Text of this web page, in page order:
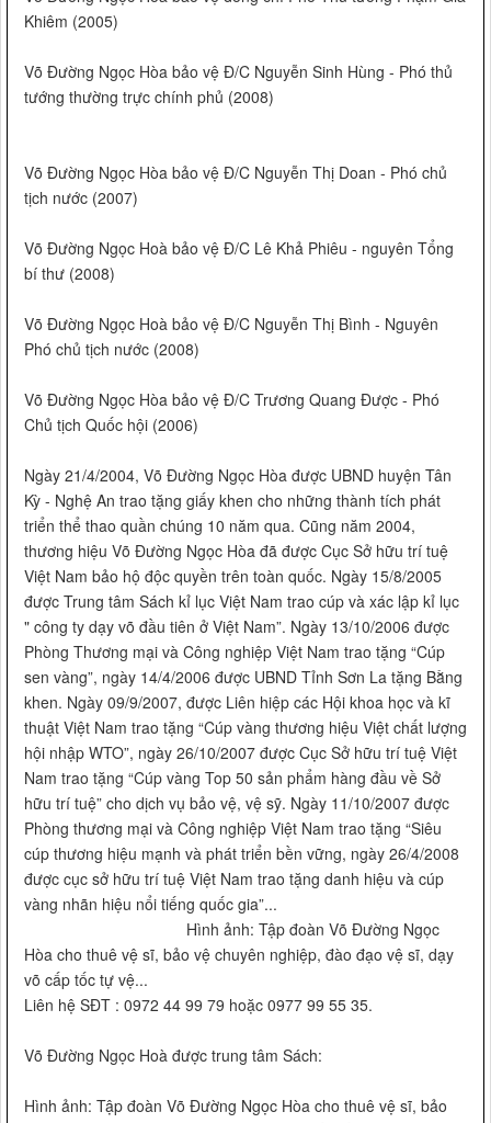
Khiêm (2005)
Võ Đường Ngọc Hòa bảo vệ Đ/C Nguyễn Sinh Hùng - Phó thủ
tướng thường trực chính phủ (2008)
Võ Đường Ngọc Hòa bảo vệ Đ/C Nguyễn Thị Doan - Phó chủ
tịch nước (2007)
Võ Đường Ngọc Hoà bảo vệ Đ/C Lê Khả Phiêu - nguyên Tổng
bí thư (2008)
Võ Đường Ngọc Hoà bảo vệ Đ/C Nguyễn Thị Bình - Nguyên
Phó chủ tịch nước (2008)
Võ Đường Ngọc Hòa bảo vệ Đ/C Trương Quang Được - Phó
Chủ tịch Quốc hội (2006)
Ngày 21/4/2004, Võ Đường Ngọc Hòa được UBND huyện Tân
Kỳ - Nghệ An trao tặng giấy khen cho những thành tích phát
triển thể thao quần chúng 10 năm qua. Cũng năm 2004,
thương hiệu Võ Đường Ngọc Hòa đã được Cục Sở hữu trí tuệ
Việt Nam bảo hộ độc quyền trên toàn quốc. Ngày 15/8/2005
được Trung tâm Sách kỉ lục Việt Nam trao cúp và xác lập kỉ lục
" công ty dạy võ đầu tiên ở Việt Nam”. Ngày 13/10/2006 được
Phòng Thương mại và Công nghiệp Việt Nam trao tặng “Cúp
sen vàng”, ngày 14/4/2006 được UBND Tỉnh Sơn La tặng Bằng
khen. Ngày 09/9/2007, được Liên hiệp các Hội khoa học và kĩ
thuật Việt Nam trao tặng “Cúp vàng thương hiệu Việt chất lượng
hội nhập WTO”, ngày 26/10/2007 được Cục Sở hữu trí tuệ Việt
Nam trao tặng “Cúp vàng Top 50 sản phẩm hàng đầu về Sở
hữu trí tuệ” cho dịch vụ bảo vệ, vệ sỹ. Ngày 11/10/2007 được
Phòng thương mại và Công nghiệp Việt Nam trao tặng “Siêu
cúp thương hiệu mạnh và phát triển bền vững, ngày 26/4/2008
được cục sở hữu trí tuệ Việt Nam trao tặng danh hiệu và cúp
vàng nhãn hiệu nổi tiếng quốc gia”...
Hình ảnh: Tập đoàn Võ Đường Ngọc
Hòa cho thuê vệ sĩ, bảo vệ chuyên nghiệp, đào đạo vệ sĩ, dạy
võ cấp tốc tự vệ...
Liên hệ SĐT : 0972 44 99 79 hoặc 0977 99 55 35.
Võ Đường Ngọc Hoà được trung tâm Sách:
Hình ảnh: Tập đoàn Võ Đường Ngọc Hòa cho thuê vệ sĩ, bảo